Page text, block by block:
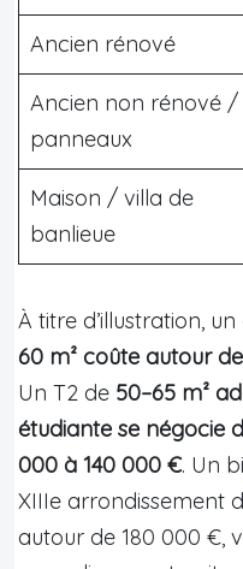
Ancien rénové
Ancien non rénové /
panneaux
Maison / villa de
banlieue
À titre d’illustration,
60 m² coûte autour
Un T2 de 50–65 m²
étudiante se négocie
000 à 140 000 €. Un
XIIIe arrondissement
autour de 180 000 €,